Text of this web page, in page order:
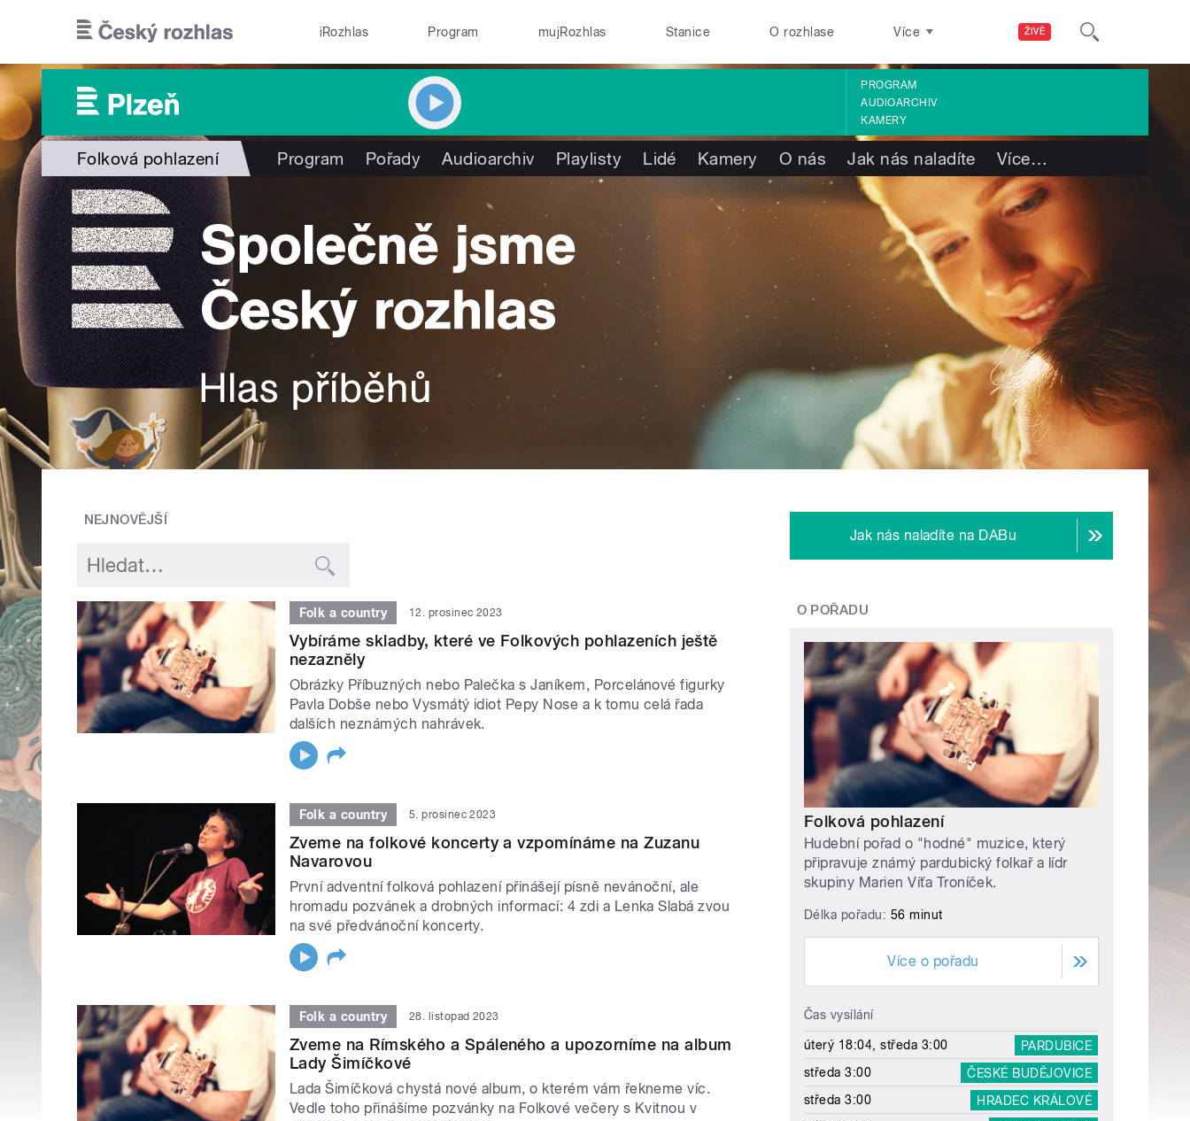
ŽIVĚ
iRozhlas Program mujRozhlas Stanice O rozhlase Více
PROGRAM
AUDIOARCHIV
KAMERY
Folková pohlazení Program Pořady Audioarchiv Playlisty Lidé Kamery O nás Jak nás naladíte Více…
NEJNOVĚJŠÍ
Folk a country 12. prosinec 2023
Vybíráme skladby, které ve Folkových pohlazeních ještě
nezazněly
Obrázky Příbuzných nebo Palečka s Janíkem, Porcelánové figurky
Pavla Dobše nebo Vysmátý idiot Pepy Nose a k tomu celá řada
dalších neznámých nahrávek.
Folk a country 5. prosinec 2023
Zveme na folkové koncerty a vzpomínáme na Zuzanu
Navarovou
První adventní folková pohlazení přinášejí písně nevánoční, ale
hromadu pozvánek a drobných informací: 4 zdi a Lenka Slabá zvou
na své předvánoční koncerty.
Folk a country 28. listopad 2023
Zveme na Rímského a Spáleného a upozorníme na album
Lady Šimíčkové
Lada Šimíčková chystá nové album, o kterém vám řekneme víc.
Vedle toho přinášíme pozvánky na Folkové večery s Kvitnou v
Jak nás naladíte na DABu
O POŘADU
Folková pohlazení
Hudební pořad o "hodné" muzice, který
připravuje známý pardubický folkař a lídr
skupiny Marien Víťa Troníček.
Délka pořadu: 56 minut
Více o pořadu
Čas vysílání
úterý 18:04, středa 3:00
PARDUBICE
středa 3:00
ČESKÉ BUDĚJOVICE
středa 3:00
HRADEC KRÁLOVÉ